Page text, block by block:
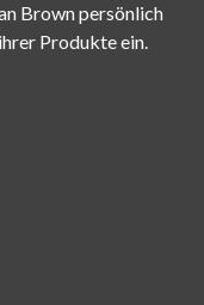
Brown persönlich
Produkte ein.